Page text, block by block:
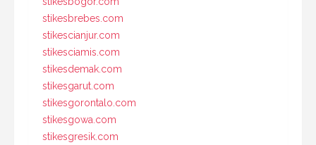
stikesbrebes.com
stikescianjur.com
stikesciamis.com
stikesdemak.com
stikesgarut.com
stikesgorontalo.com
stikesgowa.com
stikesgresik.com